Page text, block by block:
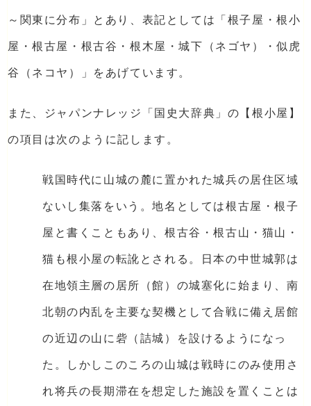
～関東に分布」とあり、表記としては「根子屋・根小
屋・根古屋・根古谷・根木屋・城下（ネゴヤ）・似虎
谷（ネコヤ）」をあげています。
また、ジャパンナレッジ「国史大辞典」の【根小屋】
の項目は次のように記します。
戦国時代に山城の麓に置かれた城兵の居住区域
ないし集落をいう。地名としては根古屋・根子
屋と書くこともあり、根古谷・根古山・猫山・
猫も根小屋の転訛とされる。日本の中世城郭は
在地領主層の居所（館）の城塞化に始まり、南
北朝の内乱を主要な契機として合戦に備え居館
の近辺の山に砦（詰城）を設けるようになっ
た。しかしこのころの山城は戦時にのみ使用さ
れ将兵の長期滞在を想定した施設を置くことは